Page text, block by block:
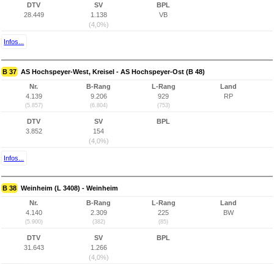
DTV
28.449
SV
1.138
(4,0%)
BPL
VB
Infos...
B 37 AS Hochspeyer-West, Kreisel - AS Hochspeyer-Ost (B 48)
Nr.
4.139
(5.857)
B-Rang
9.206
(6.804)
L-Rang
929
(753)
Land
RP
DTV
3.852
SV
154
(4,0%)
BPL
Infos...
B 38 Weinheim (L 3408) - Weinheim
Nr.
4.140
(5.900)
B-Rang
2.309
(382)
L-Rang
225
(85)
Land
BW
DTV
31.643
SV
1.266
(4,0%)
BPL